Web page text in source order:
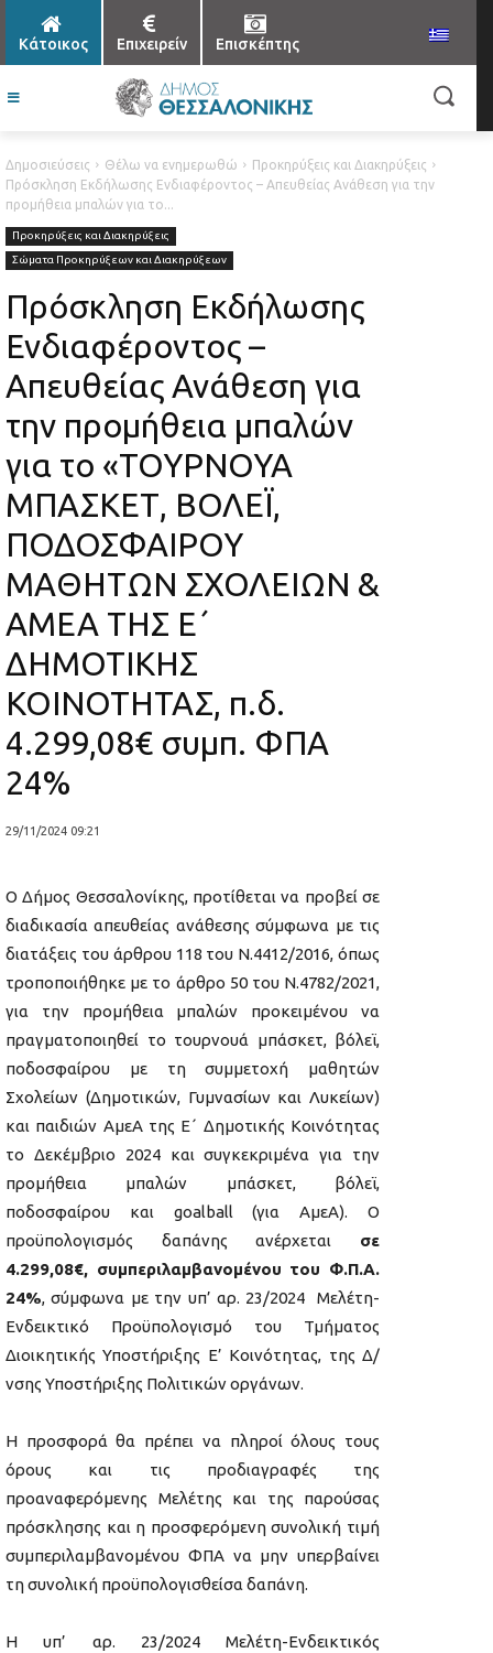
Κάτοικος Επιχειρείν Επισκέπτης
Δημοσιεύσεις Θέλω να ενημερωθώ
Προκηρύξεις και Διακηρύξεις
Πρόσκληση Εκδήλωσης Ενδιαφέροντος – Aπευθείας Ανάθεση για την
προμήθεια μπαλών για το...
Προκηρύξεις και Διακηρύξεις
Σώματα Προκηρύξεων και Διακηρύξεων
Πρόσκληση Εκδήλωσης
Ενδιαφέροντος –
Aπευθείας Ανάθεση για
την προμήθεια μπαλών
για το «ΤΟΥΡΝΟΥΑ
ΜΠΑΣΚΕΤ, ΒΟΛΕΪ,
ΠΟΔΟΣΦΑΙΡΟΥ
ΜΑΘΗΤΩΝ ΣΧΟΛΕΙΩΝ &
ΑΜΕΑ ΤΗΣ Ε΄
ΔΗΜΟΤΙΚΗΣ
ΚΟΙΝΟΤΗΤΑΣ, π.δ.
4.299,08€ συμπ. ΦΠΑ
24%
29/11/2024 09:21
Ο Δήμος Θεσσαλονίκης, προτίθεται να προβεί σε
διαδικασία απευθείας ανάθεσης σύμφωνα με τις
διατάξεις του άρθρου 118 του Ν.4412/2016, όπως
τροποποιήθηκε με το άρθρο 50 του Ν.4782/2021,
για την προμήθεια μπαλών προκειμένου να
πραγματοποιηθεί το τουρνουά μπάσκετ, βόλεϊ,
ποδοσφαίρου με τη συμμετοχή μαθητών
Σχολείων (Δημοτικών, Γυμνασίων και Λυκείων)
και παιδιών ΑμεΑ της Ε΄ Δημοτικής Κοινότητας
το Δεκέμβριο 2024 και συγκεκριμένα για την
προμήθεια μπαλών μπάσκετ, βόλεϊ,
ποδοσφαίρου και goalball (για ΑμεΑ). Ο
προϋπολογισμός δαπάνης ανέρχεται σε
4.299,08€, συμπεριλαμβανομένου του Φ.Π.Α.
24%, σύμφωνα με την υπ’ αρ. 23/2024 Μελέτη-
Ενδεικτικό Προϋπολογισμό του Τμήματος
Διοικητικής Υποστήριξης Ε’ Κοινότητας, της Δ/
νσης Υποστήριξης Πολιτικών οργάνων.
Η προσφορά θα πρέπει να πληροί όλους τους
όρους και τις προδιαγραφές της
προαναφερόμενης Μελέτης και της παρούσας
πρόσκλησης και η προσφερόμενη συνολική τιμή
συμπεριλαμβανομένου ΦΠΑ να μην υπερβαίνει
τη συνολική προϋπολογισθείσα δαπάνη.
Η υπ’ αρ. 23/2024 Μελέτη-Ενδεικτικός